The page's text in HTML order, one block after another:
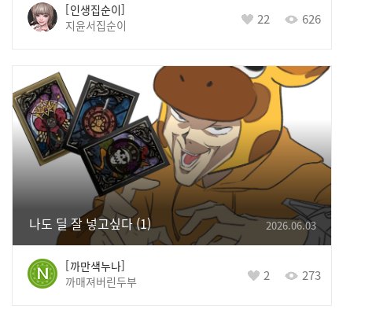
인생집순이
지윤서집순이
22 626
나도 딜 잘 넣고싶다 1
까만색누나
까매져버린두부
2 273
2026.06.03